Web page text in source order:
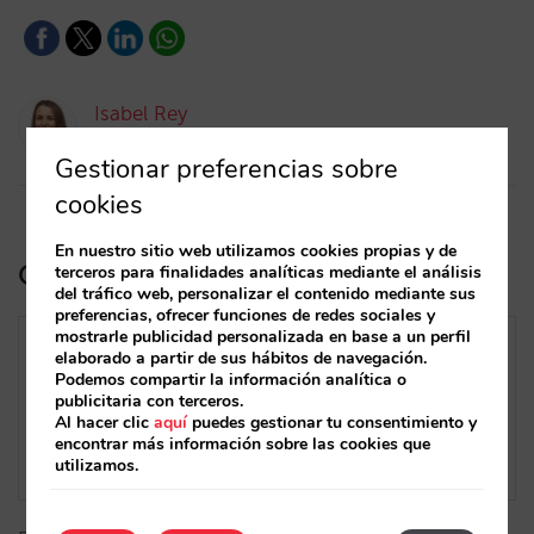
Isabel Rey
Calendario de demanda Madrid 2022
Gestionar preferencias sobre
cookies
En nuestro sitio web utilizamos cookies propias y de
terceros para finalidades analíticas mediante el análisis
del tráfico web, personalizar el contenido mediante sus
preferencias, ofrecer funciones de redes sociales y
mostrarle publicidad personalizada en base a un perfil
elaborado a partir de sus hábitos de navegación.
Podemos compartir la información analítica o
publicitaria con terceros.
Al hacer clicaquípuedes gestionar tu consentimiento y
encontrar más información sobre las cookies que
utilizamos.